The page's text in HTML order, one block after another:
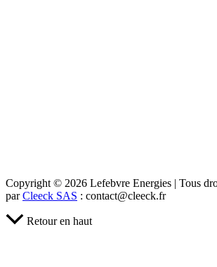
Copyright © 2026 Lefebvre Energies | Tous
parCleeck SAS : contact@cleeck.fr
Retour en haut